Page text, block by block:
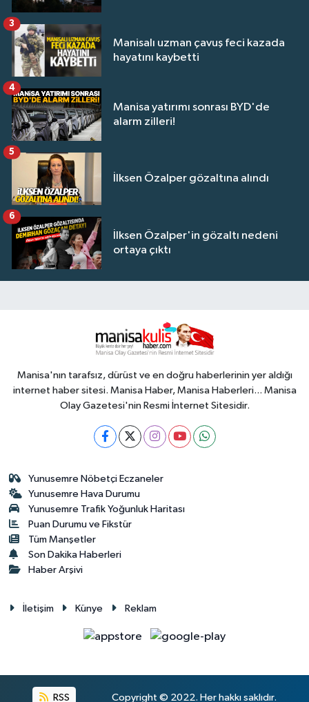
Manisalı uzman çavuş feci kazada
hayatını kaybetti
3
Manisa yatırımı sonrası BYD'de
alarm zilleri!
4
İlksen Özalper gözaltına alındı
5
İlksen Özalper'in gözaltı nedeni
ortaya çıktı
6
Manisa'nın tarafsız, dürüst ve en doğru haberlerinin yer aldığı
internet haber sitesi. Manisa Haber, Manisa Haberleri... Manisa
Olay Gazetesi'nin Resmi İnternet Sitesidir.
Yunusemre Nöbetçi Eczaneler
Yunusemre Hava Durumu
Yunusemre Trafik Yoğunluk Haritası
Puan Durumu ve Fikstür
Tüm Manşetler
Son Dakika Haberleri
Haber Arşivi
İletişim Künye Reklam
RSS Copyright © 2022. Her hakkı saklıdır.